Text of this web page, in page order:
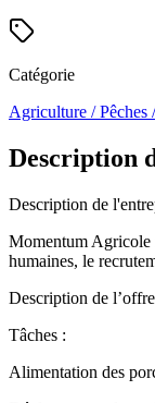
Catégorie
Agriculture / Pêches
Description
Description de
Momentum Agricole
humaines, le
Description de
Tâches :
Alimentation des